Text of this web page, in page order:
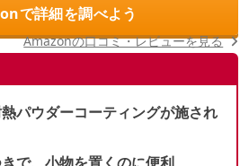
で詳細を調べよう
パウダーコーティングが施され
Amazonの口コミ・レビューを見る